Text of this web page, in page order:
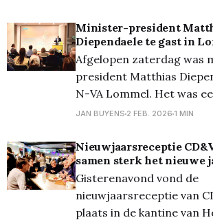
bevolkingsenquête over
wekelijkse markt. De
bijzonder hoog, wat
hoe sterk dit dossier
bevolking.
Minister-president
Diependaele te gast in
Afgelopen zaterdag was
president Matthias
N-VA Lommel. Het was
inspirerend bezoek dat
toespraak, in het
aanwezigen mee door de
waar we vandaag
geopolitiek voor staan.
JAN BUYENS 2 FEB. 2026 1 MIN
Nieuwjaarsreceptie
samen sterk het nieuwe
Gisterenavond vond de
nieuwjaarsreceptie van
plaats in de kantine van